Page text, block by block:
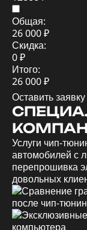
Общая:
26 000 ₽
Скидка:
0 ₽
Итого:
26 000 ₽
Оставить заявку
Услуги чип-
автомобилей с
перепрошивка
довольных